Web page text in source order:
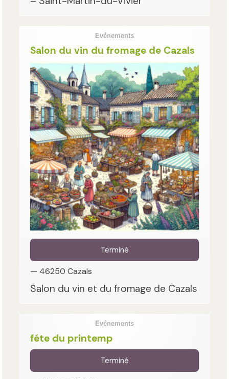
Evénements
Salon du vin du fromage de Cazals
Terminé
— 46250 Cazals
Salon du vin et du fromage de Cazals
Evénements
féte du printemp
Terminé